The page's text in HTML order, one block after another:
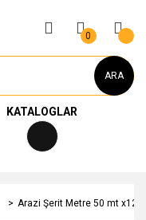
ARA
KATALOGLAR
0
Arazi Şerit Metre 50 mt